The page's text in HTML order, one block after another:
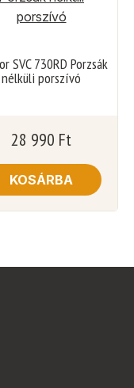
SVC 730RD Porzsák
nélküli porszívó
28 990 Ft
KOSÁRBA